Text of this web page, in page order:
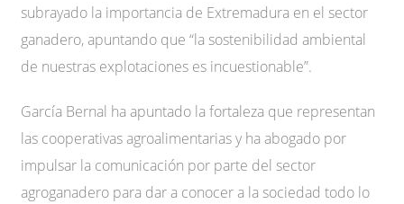
subrayado la importancia de Extremadura en el sector
ganadero, apuntando que “la sostenibilidad ambiental
de nuestras explotaciones es incuestionable”.
García Bernal ha apuntado la fortaleza que representan
las cooperativas agroalimentarias y ha abogado por
impulsar la comunicación por parte del sector
agroganadero para dar a conocer a la sociedad todo lo